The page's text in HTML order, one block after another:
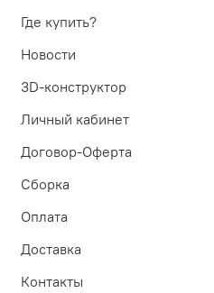
Где купить?
Новости
3D-конструктор
Личный кабинет
Договор-Оферта
Сборка
Оплата
Доставка
Контакты